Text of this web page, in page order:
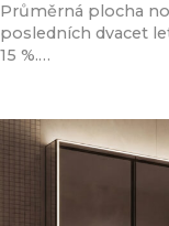
Průměrná plocha
posledních dvacet
15 %.…